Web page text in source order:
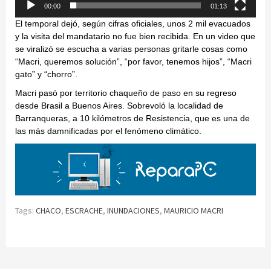
00:00 01:13
El temporal dejó, según cifras oficiales, unos 2 mil evacuados
y la visita del mandatario no fue bien recibida. En un video que
se viralizó se escucha a varias personas gritarle cosas como
“Macri, queremos solución”, “por favor, tenemos hijos”, “Macri
gato” y “chorro”.
Macri pasó por territorio chaqueño de paso en su regreso
desde Brasil a Buenos Aires. Sobrevoló la localidad de
Barranqueras, a 10 kilómetros de Resistencia, que es una de
las más damnificadas por el fenómeno climático.
Tags: CHACO, ESCRACHE, INUNDACIONES, MAURICIO MACRI